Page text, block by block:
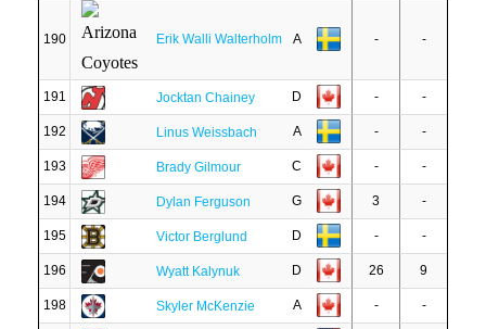
190 Erik Walli Walterholm A - -
191 Jocktan Chainey D - -
192 Linus Weissbach A - -
193 Brady Gilmour C - -
194 Dylan Ferguson G 3 -
195 Victor Berglund D - -
196 Wyatt Kalynuk D 26 9
198 Skyler McKenzie A - -